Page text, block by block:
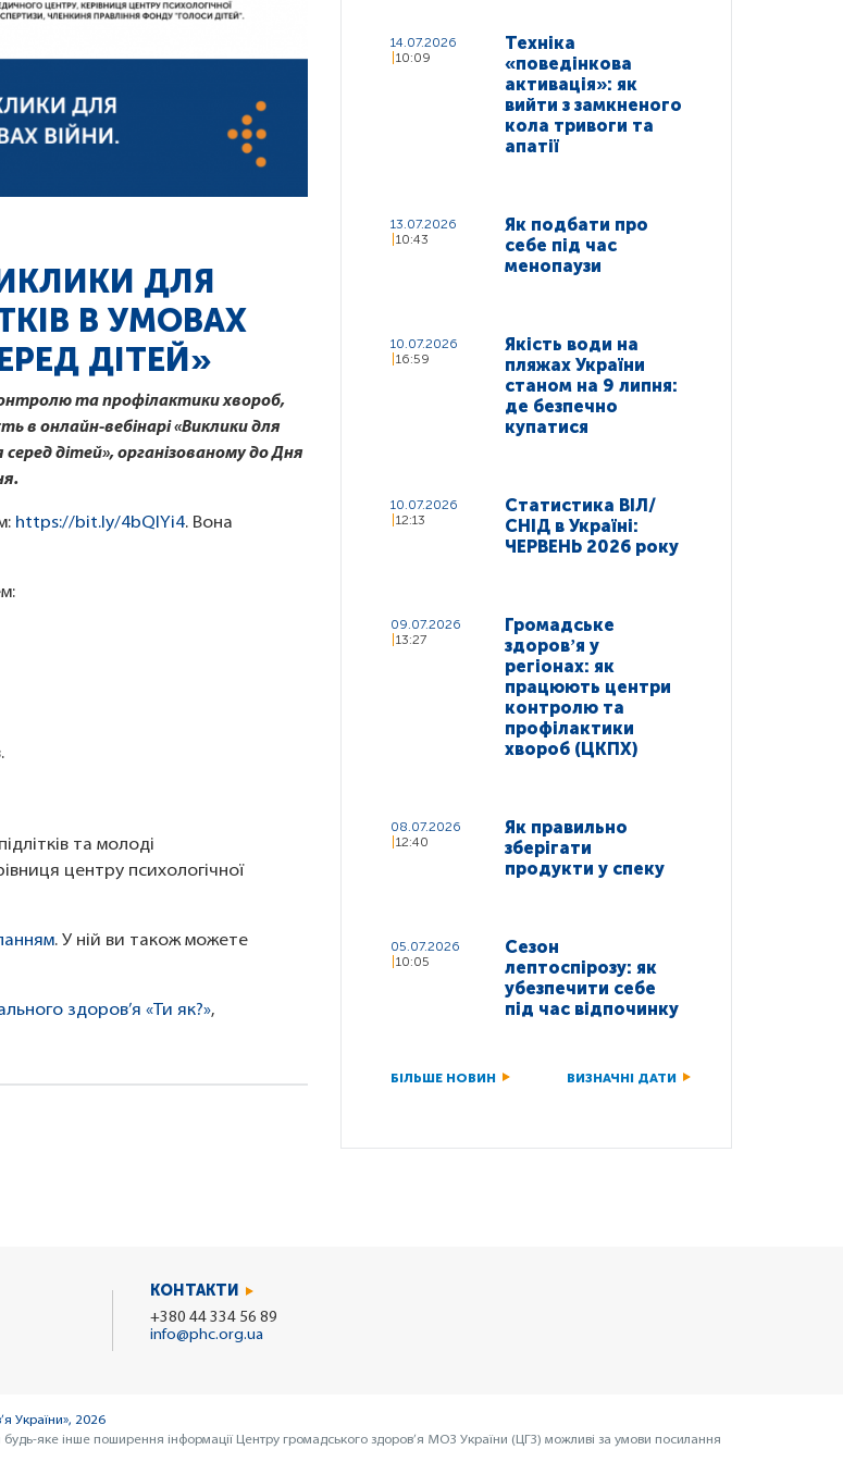
ДЛЯ
В УМОВАХ
ДІТЕЙ»
та профілактики хвороб,
в онлайн-вебінарі «Виклики для
дітей», організованому до Дня
https://bit.ly/4bQlYi4. Вона
та молоді
центру психологічної
. У ній ви також можете
здоров’я «Ти як?»,
14.07.2026
10:09
Техніка
«поведінкова
активація»: як
вийти з замкненого
кола тривоги та
апатії
13.07.2026
10:43
Як подбати про
себе під час
менопаузи
10.07.2026
16:59
Якість води на
пляжах України
станом на 9 липня:
де безпечно
купатися
10.07.2026
12:13
Статистика ВІЛ/
СНІД в Україні:
ЧЕРВЕНЬ 2026 року
09.07.2026
13:27
Громадське
здоровʼя у
регіонах: як
працюють центри
контролю та
профілактики
хвороб (ЦКПХ)
08.07.2026
12:40
Як правильно
зберігати
продукти у спеку
05.07.2026
10:05
Сезон
лептоспірозу: як
убезпечити себе
під час відпочинку
БІЛЬШЕ НОВИН ВИЗНАЧНІ ДАТИ
КОНТАКТИ
+380 44 334 56 89
info@phc.org.ua
України», 2026
яке інше поширення інформації Центру громадського здоров’я МОЗ України (ЦГЗ) можливі за умови посилання